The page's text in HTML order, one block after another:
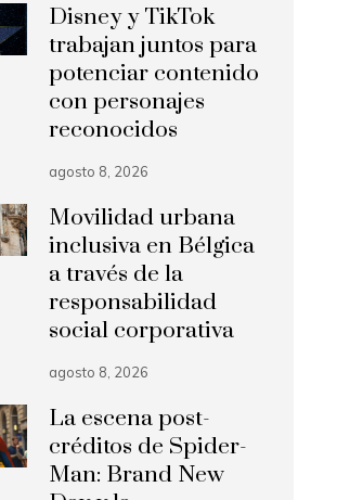
Disney y TikTok
trabajan juntos para
potenciar contenido
con personajes
reconocidos
agosto 8, 2026
Movilidad urbana
inclusiva en Bélgica
a través de la
responsabilidad
social corporativa
agosto 8, 2026
La escena post-
créditos de Spider-
Man: Brand New